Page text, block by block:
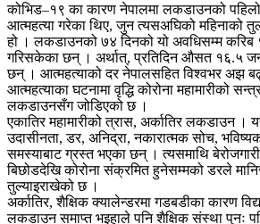
कोभिड–१९ का कारण नेपालमा लकडाउनको
आत्महत्या गरेका थिए, जुन त्यसअघिको महिनाको
हो । लकडाउनको ७४ दिनको यो अवधिसम्म
गरिसकेका छन् । अर्थात्, प्रतिदिन औसत १६.५
छन् । आत्महत्याको दर नेपालसहित विश्वभर अझ
आत्महत्याका घटनामा वृद्धि कोरोना महामारीको
लकडाउनसँग जोडिएको छ ।
एकातिर महामारीको त्रास, अर्कातिर लकडाउन ।
उदासीनता, डर, अनिद्रा, नकारात्मक सोच,
समस्याबाट ग्रस्त भएका छन् । त्यसमाथि
बिछोडदेखि कोरोना संक्रमित हुनेसम्मको डरले
तुल्याइराखेको छ ।
अर्कातिर, शैक्षिक क्यालेन्डरमा गडबडीका कारण
लकडाउन समाप्त भइहाले पनि शैक्षिक संस्था पुनः